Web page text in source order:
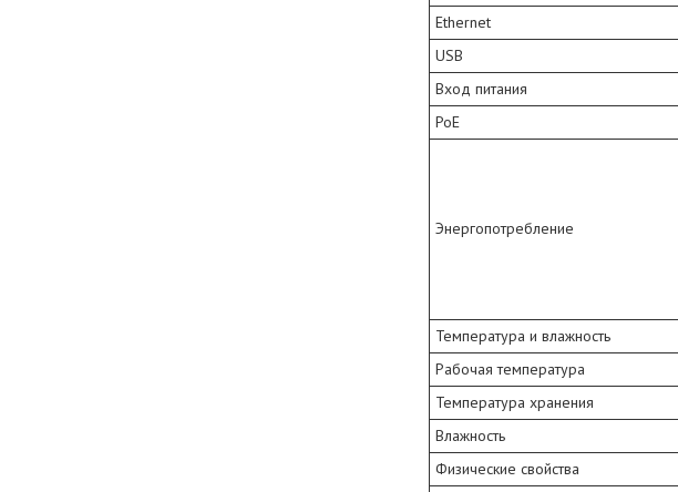
Ethernet
USB
Вход питания
PoE
Энергопотребление
Температура и влажность
Рабочая температура
Температура хранения
Влажность
Физические свойства